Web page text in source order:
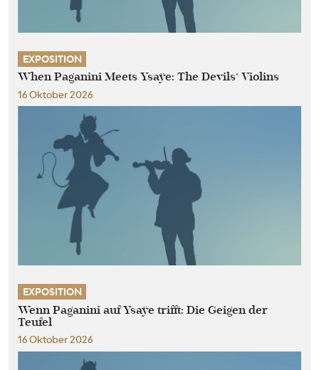
EXPOSITION
When Paganini Meets Ysaÿe: The Devils’ Violins
16 Oktober 2026
EXPOSITION
Wenn Paganini auf Ysaÿe trifft: Die Geigen der
Teufel
16 Oktober 2026